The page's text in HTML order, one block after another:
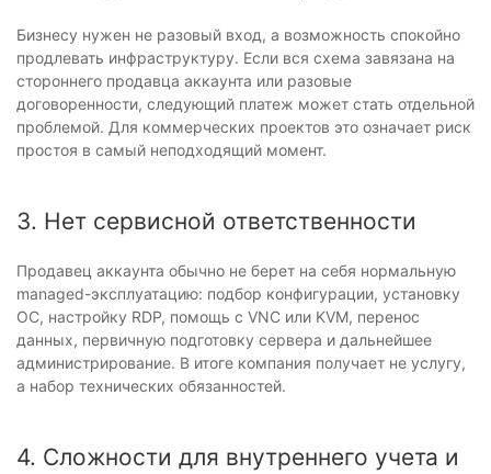
Бизнесу нужен не разовый вход, а возможность спокойно
продлевать инфраструктуру. Если вся схема завязана на
стороннего продавца аккаунта или разовые
договоренности, следующий платеж может стать отдельной
проблемой. Для коммерческих проектов это означает риск
простоя в самый неподходящий момент.
3. Нет сервисной ответственности
Продавец аккаунта обычно не берет на себя нормальную
managed-эксплуатацию: подбор конфигурации, установку
ОС, настройку RDP, помощь с VNC или KVM, перенос
данных, первичную подготовку сервера и дальнейшее
администрирование. В итоге компания получает не услугу,
а набор технических обязанностей.
4. Сложности для внутреннего учета и